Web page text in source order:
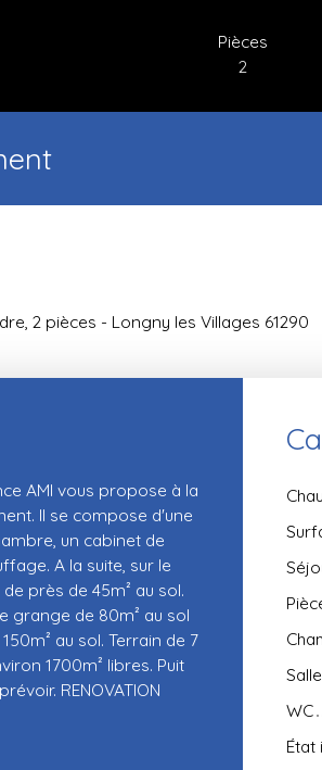
Pièces
2
2 pièces - Longny les Villages 61290
AMI vous propose à la
Il se compose d'une
un cabinet de
A la suite, sur le
près de 45m² au sol.
grange de 80m² au sol
au sol. Terrain de 7
1700m² libres. Puit
RENOVATION
WC
État